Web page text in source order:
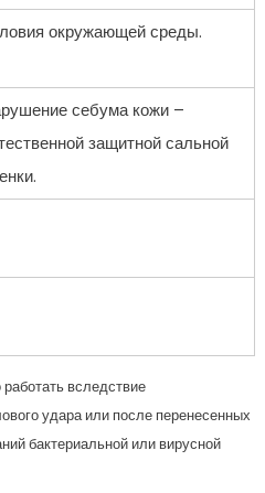
окружающей среды.
себума кожи –
защитной сальной
вследствие
удара или после перенесенных
бактериальной или вирусной